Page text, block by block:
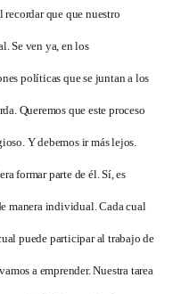
recordar que que nuestro
Se ven ya, en los
políticas que se juntan a los
Queremos que este proceso
Y debemos ir más lejos.
formar parte de él. Sí, es
manera individual. Cada cual
puede participar al trabajo de
a emprender. Nuestra tarea